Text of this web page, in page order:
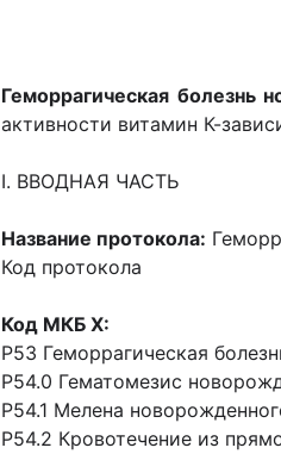
Геморрагическая болезнь
активности витамин К-
I. ВВОДНАЯ ЧАСТЬ
Название протокола:
Код протокола
Код МКБ Х:
Р53 Геморрагическая
Р54.0 Гематомезис
Р54.1 Мелена
Р54.2 Кровотечение из